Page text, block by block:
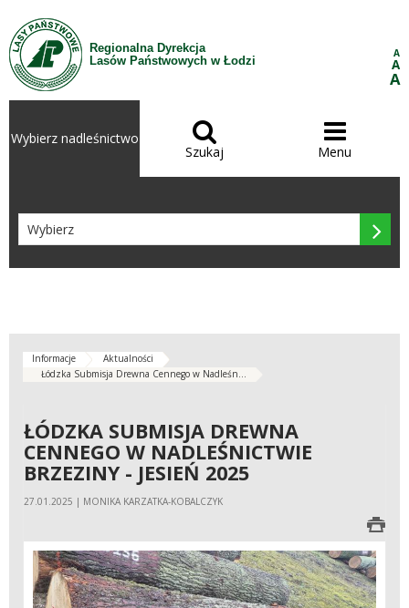
Przejdź do treści
Regionalna Dyrekcja
Lasów Państwowych w Łodzi
A
A
A
Wybierz nadleśnictwo 
Szukaj

Menu

Informacje
Aktualności
Łódzka Submisja Drewna Cennego w Nadleśn...
ŁÓDZKA SUBMISJA DREWNA
CENNEGO W NADLEŚNICTWIE
BRZEZINY - JESIEŃ 2025
27.01.2025 | MONIKA KARZATKA-KOBALCZYK